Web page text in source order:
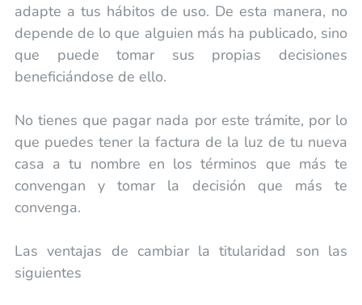
adapte a tus hábitos de uso. De esta manera, no
depende de lo que alguien más ha publicado, sino
que puede tomar sus propias decisiones
beneficiándose de ello.
No tienes que pagar nada por este trámite, por lo
que puedes tener la factura de la luz de tu nueva
casa a tu nombre en los términos que más te
convengan y tomar la decisión que más te
convenga.
Las ventajas de cambiar la titularidad son las
siguientes